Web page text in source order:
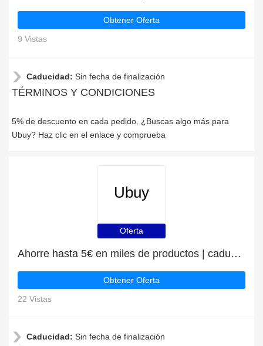
Obtener Oferta
9 Vistas
Caducidad: Sin fecha de finalización
TÉRMINOS Y CONDICIONES
5% de descuento en cada pedido, ¿Buscas algo más para
Ubuy? Haz clic en el enlace y comprueba
Ubuy
Oferta
Ahorre hasta 5€ en miles de productos | caduca pronto
Obtener Oferta
22 Vistas
Caducidad: Sin fecha de finalización